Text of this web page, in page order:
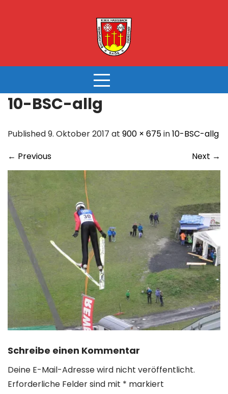
10-BSC-allg
Published 9. Oktober 2017 at 900 × 675in10-BSC-allg
← Previous Next →
Schreibe einen Kommentar
Deine E-Mail-Adresse wird nicht veröffentlicht.
Erforderliche Felder sind mit * markiert